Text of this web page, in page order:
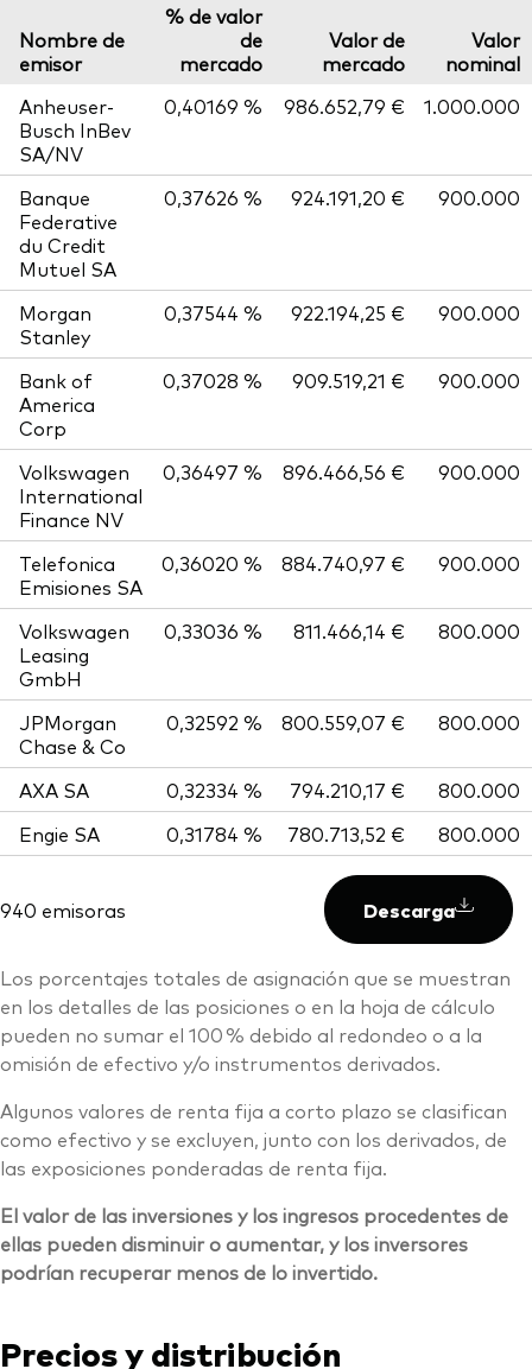
Nombre de
emisor
% de valor
de
mercado
Valor de
mercado
Valor
nominal
Anheuser-
Busch InBev
SA/NV
0,40169 % 986.652,79 € 1.000.000
Banque
Federative
du Credit
Mutuel SA
0,37626 % 924.191,20 € 900.000
Morgan
Stanley
0,37544 % 922.194,25 € 900.000
Bank of
America
Corp
0,37028 % 909.519,21 € 900.000
Volkswagen
International
Finance NV
0,36497 % 896.466,56 € 900.000
Telefonica
Emisiones SA
0,36020 % 884.740,97 € 900.000
Volkswagen
Leasing
GmbH
0,33036 % 811.466,14 € 800.000
JPMorgan
Chase & Co
0,32592 % 800.559,07 € 800.000
AXA SA 0,32334 % 794.210,17 €
800.000
Engie SA
0,31784 % 780.713,52 € 800.000
940 emisoras Descarga
Los porcentajes totales de asignación que se muestran
en los detalles de las posiciones o en la hoja de cálculo
pueden no sumar el 100 % debido al redondeo o a la
omisión de efectivo y/o instrumentos derivados.
Algunos valores de renta fija a corto plazo se clasifican
como efectivo y se excluyen, junto con los derivados, de
las exposiciones ponderadas de renta fija.
El valor de las inversiones y los ingresos procedentes de
ellas pueden disminuir o aumentar, y los inversores
podrían recuperar menos de lo invertido.
Precios y distribución